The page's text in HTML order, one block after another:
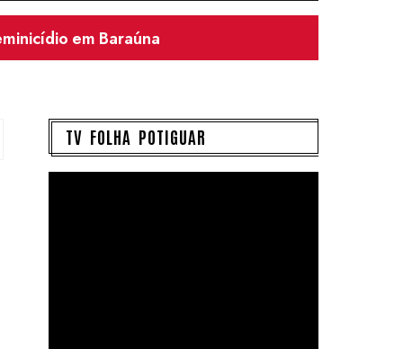
em Baraúna
TV FOLHA POTIGUAR